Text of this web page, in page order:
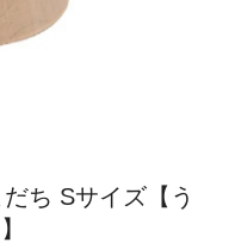
ち Sサイズ【う